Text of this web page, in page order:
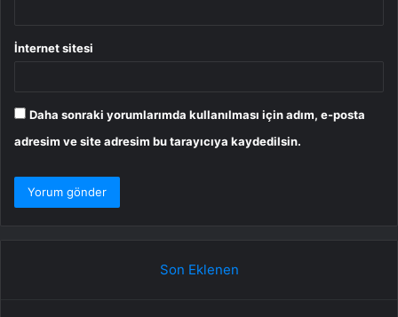
İnternet sitesi
Daha sonraki yorumlarımda kullanılması için adım, e-posta
adresim ve site adresim bu tarayıcıya kaydedilsin.
Son Eklenen